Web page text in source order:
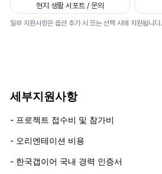
현지 생활 서포트 / 문의
일부 지원사항은 옵션 추가 시 또는 선택 시에 지원됩니다.
세부지원사항
- 프로젝트 접수비 및 참가비
- 오리엔테이션 비용
- 한국갭이어 국내 경력 인증서